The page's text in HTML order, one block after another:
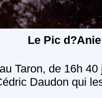
Le Pic
Taron, de 16h
Daudon qui